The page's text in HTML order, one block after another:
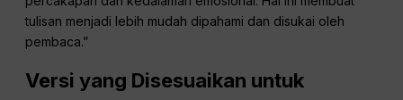
tulisan menjadi lebih mudah dipahami dan disukai oleh
pembaca.”
Versi yang Disesuaikan untuk